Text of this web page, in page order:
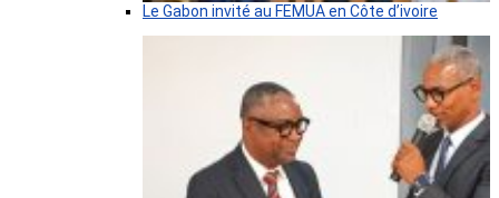
Le Gabon invité au FEMUA en Côte d’ivoire